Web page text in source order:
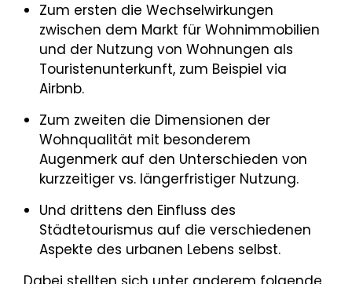
Zum ersten die Wechselwirkungen
zwischen dem Markt für Wohnimmobilien
und der Nutzung von Wohnungen als
Touristenunterkunft, zum Beispiel via
Airbnb.
Zum zweiten die Dimensionen der
Wohnqualität mit besonderem
Augenmerk auf den Unterschieden von
kurzzeitiger vs. längerfristiger Nutzung.
Und drittens den Einfluss des
Städtetourismus auf die verschiedenen
Aspekte des urbanen Lebens selbst.